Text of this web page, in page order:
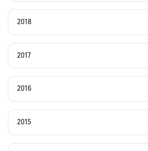
2018
2017
2016
2015